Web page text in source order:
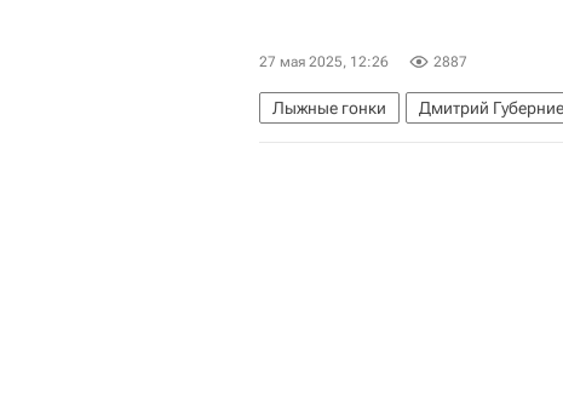
27 мая 2025, 12:26 2887
Лыжные гонки Дмитрий
Федерация лыжных гонок России